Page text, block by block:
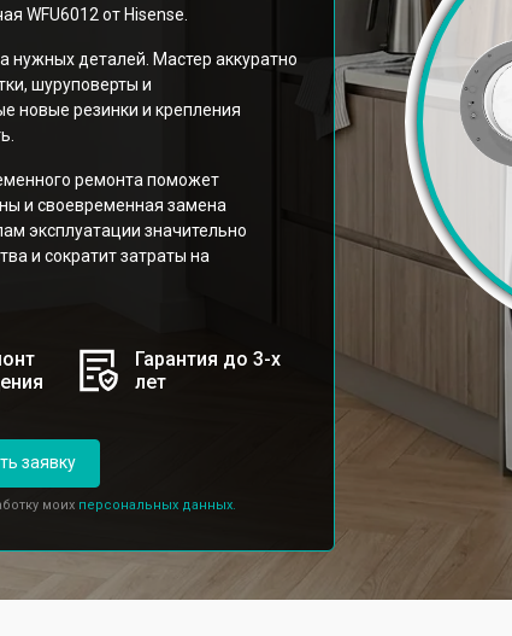
WFU6012 от Hisense.
нужных деталей. Мастер аккуратно
шуруповерты и
новые резинки и крепления
ремонта поможет
и своевременная замена
эксплуатации значительно
и сократит затраты на
Гарантия до 3-х
лет
заявку
моих персональных данных.